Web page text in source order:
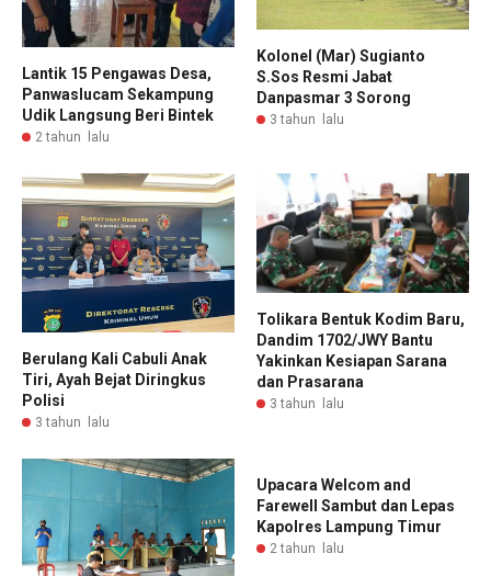
Lantik 15 Pengawas Desa,
Panwaslucam Sekampung
Udik Langsung Beri Bintek
2 tahun lalu
Kolonel (Mar) Sugianto
S.Sos Resmi Jabat
Danpasmar 3 Sorong
3 tahun lalu
Berulang Kali Cabuli Anak
Tiri, Ayah Bejat Diringkus
Polisi
3 tahun lalu
Tolikara Bentuk Kodim Baru,
Dandim 1702/JWY Bantu
Yakinkan Kesiapan Sarana
dan Prasarana
3 tahun lalu
Upacara Welcom and
Farewell Sambut dan Lepas
Kapolres Lampung Timur
2 tahun lalu